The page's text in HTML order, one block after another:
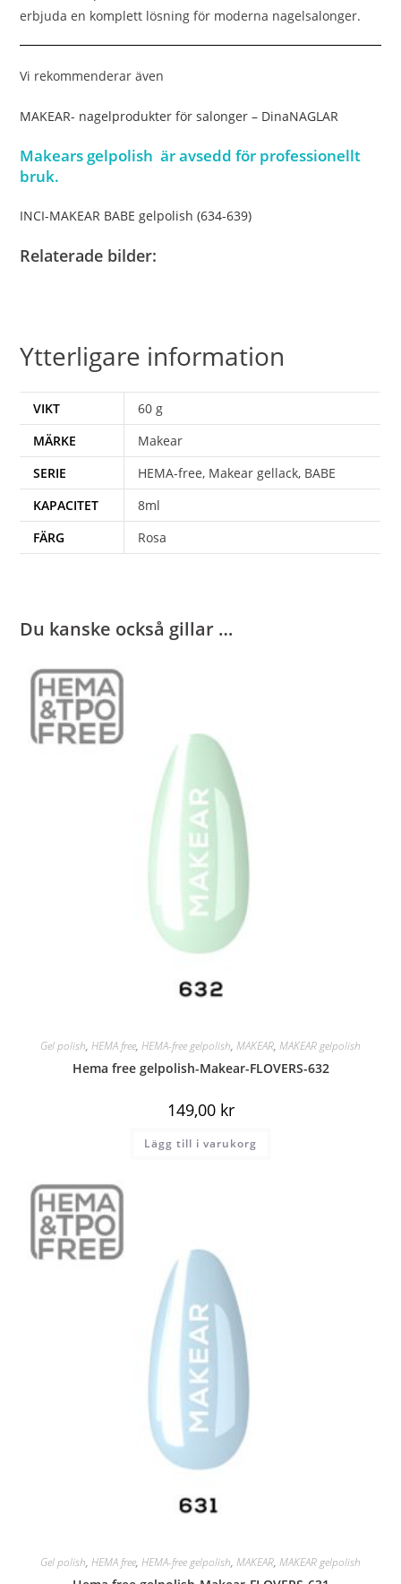
erbjuda en komplett lösning för moderna nagelsalonger.
Vi rekommenderar även
MAKEAR- nagelprodukter för salonger – DinaNAGLAR
Makears gelpolish är avsedd för professionellt
bruk.
INCI-MAKEAR BABE gelpolish (634-639)
Relaterade bilder:
Ytterligare information
VIKT
60 g
MÄRKE
Makear
SERIE
HEMA-free, Makear gellack, BABE
KAPACITET
8ml
FÄRG
Rosa
Du kanske också gillar …
Gel polish, HEMA free, HEMA-free gelpolish, MAKEAR, MAKEAR gelpolish
Hema free gelpolish-Makear-FLOVERS-632
149,00 kr
Lägg till i varukorg
Gel polish, HEMA free, HEMA-free gelpolish, MAKEAR, MAKEAR gelpolish